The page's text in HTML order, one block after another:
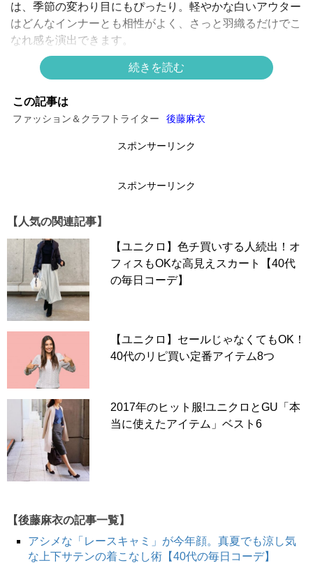
は、季節の変わり目にもぴったり。軽やかな白いアウター
はどんなインナーとも相性がよく、さっと羽織るだけでこ
なれ感を演出できます。
インナーは黒トップスでキリリと引き締め、グレーデニム
で程よいカジュアルさをプラス。さらに、PATOUのかご
バッグがコーデにアクセントを加え洗練された印象に。大
人女性にぴったりな上品でナチュラルなスタイルです。
▶▶こちらも人気！！▶▶【ユニクロ】次くる！メンズの
【40代の毎日コーデ】
続きを読む
次のページへ >>
この記事は
ファッション＆クラフトライター 後藤麻衣
スポンサーリンク
スポンサーリンク
【人気の関連記事】
【ユニクロ】色チ買いする人続出！オ
フィスもOKな高見えスカート【40代
の毎日コーデ】
【ユニクロ】セールじゃなくてもOK！
40代のリピ買い定番アイテム8つ
2017年のヒット服!ユニクロとGU「本
当に使えたアイテム」ベスト6
【後藤麻衣の記事一覧】
アシメな「レースキャミ」が今年顔。真夏でも涼し気
な上下サテンの着こなし術【40代の毎日コーデ】